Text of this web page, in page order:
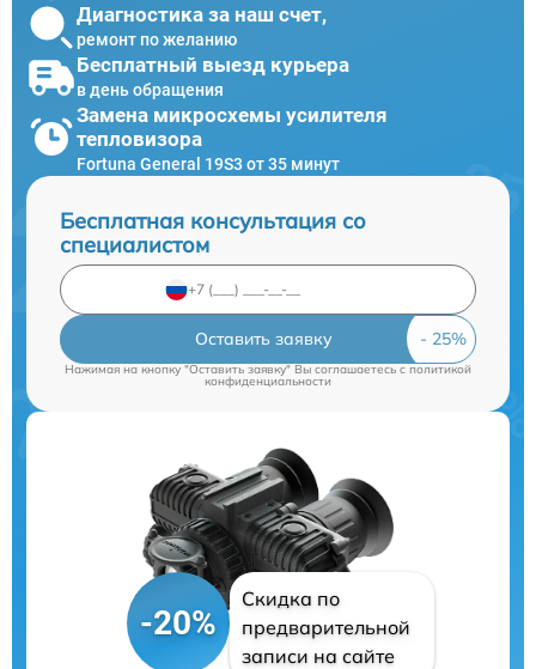
Диагностика за наш счет,
ремонт по желанию
Бесплатный выезд курьера
в день обращения
Замена микросхемы усилителя
тепловизора
Fortuna General 19S3 от 35 минут
Бесплатная консультация со
специалистом
Оставить заявку
Нажимая на кнопку "Оставить заявку" Вы соглашаетесь cполитикой
конфиденциальности
-20%
Скидка по
предварительной
записи на сайте